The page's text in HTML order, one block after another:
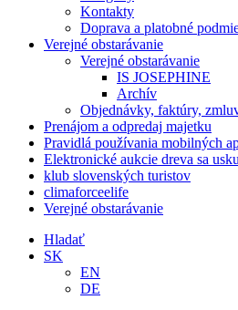
Kontakty
Doprava a platobné
Verejné obstarávanie
Verejné obstarávanie
IS JOSEPHINE
Archív
Objednávky, faktúry,
Prenájom a odpredaj majetku
Pravidlá používania mobilných
Elektronické aukcie dreva sa
klub slovenských turistov
climaforceelife
Verejné obstarávanie
Hladať
SK
EN
DE